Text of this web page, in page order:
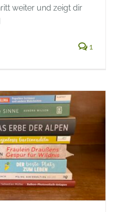
weiter und zeigt dir
1